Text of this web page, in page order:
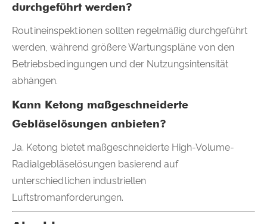
durchgeführt werden?
Routineinspektionen sollten regelmäßig durchgeführt
werden, während größere Wartungspläne von den
Betriebsbedingungen und der Nutzungsintensität
abhängen.
Kann Ketong maßgeschneiderte
Gebläselösungen anbieten?
Ja. Ketong bietet maßgeschneiderte High-Volume-
Radialgebläselösungen basierend auf
unterschiedlichen industriellen
Luftstromanforderungen.